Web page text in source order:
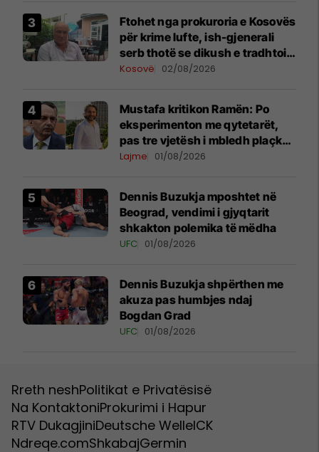
Ftohet nga prokuroria e Kosovës
për krime lufte, ish-gjenerali
serb thotë se dikush e tradhtoi
në Beograd
Kosovë 02/08/2026
Mustafa kritikon Ramën: Po
eksperimenton me qytetarët,
pas tre vjetësh i mbledh plaçkat
për Londër
Lajme 01/08/2026
Dennis Buzukja mposhtet në
Beograd, vendimi i gjyqtarit
shkakton polemika të mëdha
UFC 01/08/2026
Dennis Buzukja shpërthen me
akuza pas humbjes ndaj
Bogdan Grad
UFC 01/08/2026
Rreth neshPolitikat e Privatësisë
Na KontaktoniProkurimi i Hapur
RTV DukagjiniDeutsche WelleICK
Ndreqe.comShkabajGermin